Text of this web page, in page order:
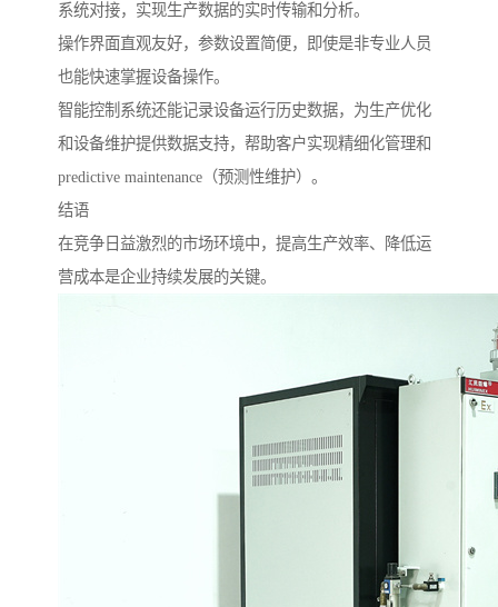
系统对接，实现生产数据的实时传输和分析。
操作界面直观友好，参数设置简便，即使是非专业人员
也能快速掌握设备操作。
智能控制系统还能记录设备运行历史数据，为生产优化
和设备维护提供数据支持，帮助客户实现精细化管理和
predictive maintenance（预测性维护）。
结语
在竞争日益激烈的市场环境中，提高生产效率、降低运
营成本是企业持续发展的关键。